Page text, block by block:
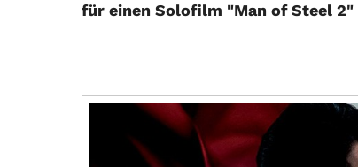
für einen Solofilm "Man of Steel 2"